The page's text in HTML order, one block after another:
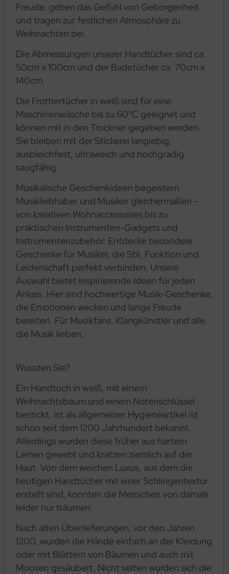
Freude, geben das Gefühl von Geborgenheit
und tragen zur festlichen Atmosphäre zu
Weihnachten bei.
Die Abmessungen unserer Handtücher sind ca.
50cm x 100cm und der Badetücher ca. 70cm x
140cm.
Die Frottiertücher in weiß sind für eine
Maschinenwäsche bis zu 60°C geeignet und
können mit in den Trockner gegeben werden.
Sie bleiben mit der Stickerei langlebig,
ausbleichfest, ultraweich und hochgradig
saugfähig.
Musikalische Geschenkideen begeistern
Musikliebhaber und Musiker gleichermaßen –
von kreativen Wohnaccessoires bis zu
praktischen Instrumenten-Gadgets und
Instrumentenzubehör. Entdecke besondere
Geschenke für Musiker, die Stil, Funktion und
Leidenschaft perfekt verbinden. Unsere
Auswahl bietet inspirierende Ideen für jeden
Anlass. Hier sind hochwertige Musik-Geschenke,
die Emotionen wecken und lange Freude
bereiten. Für Musikfans, Klangkünstler und alle,
die Musik lieben.
Wussten Sie?
Ein Handtuch in weiß, mit einem
Weihnachtsbaum und einem Notenschlüssel
bestickt, ist als allgemeiner Hygieneartikel ist
schon seit dem 1200 Jahrhundert bekannt.
Allerdings wurden diese früher aus hartem
Leinen gewebt und kratzen ziemlich auf der
Haut. Von dem weichen Luxus, aus dem die
heutigen Handtücher mit einer Schlingentextur
erstellt sind, konnten die Menschen von damals
leider nur träumen.
Nach alten Überlieferungen, vor den Jahren
1200, wurden die Hände einfach an der Kleidung
oder mit Blättern von Bäumen und auch mit
Moosen gesäubert. Nicht selten wurden sich die